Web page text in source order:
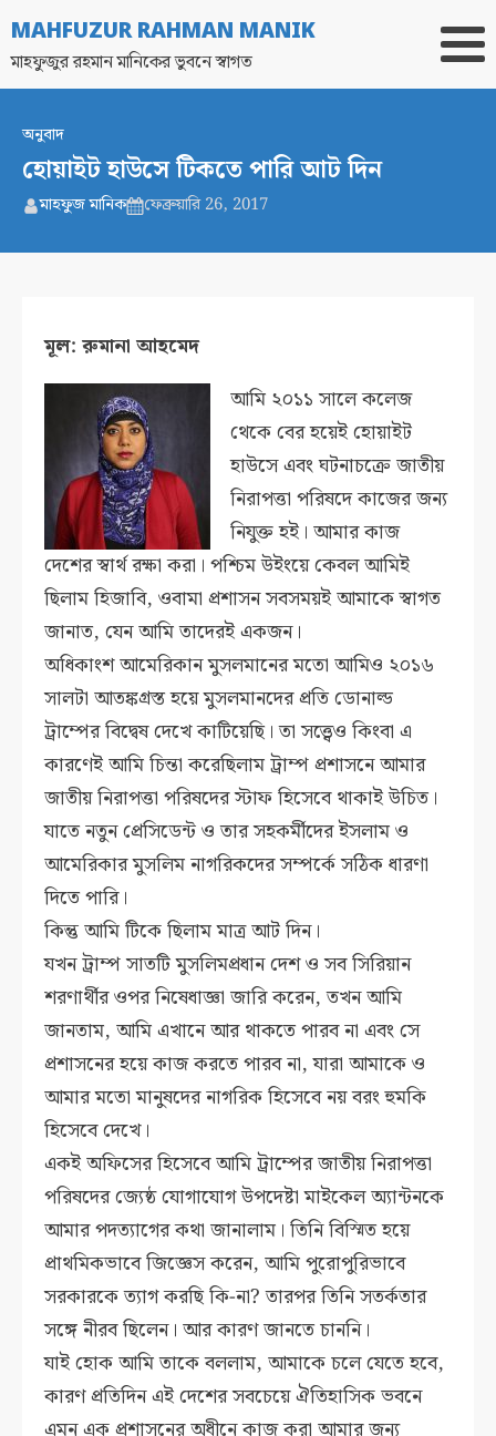
MAHFUZUR RAHMAN MANIK
মাহফুজুর রহমান মানিকের ভুবনে স্বাগত
অনুবাদ
হোয়াইট হাউসে টিকতে পারি আট দিন
মাহফুজ মানিক ফেব্রুয়ারি 26, 2017
মূল: রুমানা আহমেদ
আমি ২০১১ সালে কলেজ
থেকে বের হয়েই হোয়াইট
হাউসে এবং ঘটনাচক্রে জাতীয়
নিরাপত্তা পরিষদে কাজের জন্য
নিযুক্ত হই। আমার কাজ
দেশের স্বার্থ রক্ষা করা। পশ্চিম উইংয়ে কেবল আমিই
ছিলাম হিজাবি, ওবামা প্রশাসন সবসময়ই আমাকে স্বাগত
জানাত, যেন আমি তাদেরই একজন।
অধিকাংশ আমেরিকান মুসলমানের মতো আমিও ২০১৬
সালটা আতঙ্কগ্রস্ত হয়ে মুসলমানদের প্রতি ডোনাল্ড
ট্রাম্পের বিদ্বেষ দেখে কাটিয়েছি। তা সত্ত্বেও কিংবা এ
কারণেই আমি চিন্তা করেছিলাম ট্রাম্প প্রশাসনে আমার
জাতীয় নিরাপত্তা পরিষদের স্টাফ হিসেবে থাকাই উচিত।
যাতে নতুন প্রেসিডেন্ট ও তার সহকর্মীদের ইসলাম ও
আমেরিকার মুসলিম নাগরিকদের সম্পর্কে সঠিক ধারণা
দিতে পারি।
কিন্তু আমি টিকে ছিলাম মাত্র আট দিন।
যখন ট্রাম্প সাতটি মুসলিমপ্রধান দেশ ও সব সিরিয়ান
শরণার্থীর ওপর নিষেধাজ্ঞা জারি করেন, তখন আমি
জানতাম, আমি এখানে আর থাকতে পারব না এবং সে
প্রশাসনের হয়ে কাজ করতে পারব না, যারা আমাকে ও
আমার মতো মানুষদের নাগরিক হিসেবে নয় বরং হুমকি
হিসেবে দেখে।
একই অফিসের হিসেবে আমি ট্রাম্পের জাতীয় নিরাপত্তা
পরিষদের জ্যেষ্ঠ যোগাযোগ উপদেষ্টা মাইকেল অ্যান্টনকে
আমার পদত্যাগের কথা জানালাম। তিনি বিস্মিত হয়ে
প্রাথমিকভাবে জিজ্ঞেস করেন, আমি পুরোপুরিভাবে
সরকারকে ত্যাগ করছি কি-না? তারপর তিনি সতর্কতার
সঙ্গে নীরব ছিলেন। আর কারণ জানতে চাননি।
যাই হোক আমি তাকে বললাম, আমাকে চলে যেতে হবে,
কারণ প্রতিদিন এই দেশের সবচেয়ে ঐতিহাসিক ভবনে